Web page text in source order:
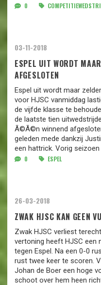
0
03-11-2018
ESPEL UIT WORDT
AFGESLOTEN
Espel uit wordt maar
voor HJSC vanmiddag
de vijfde klasse te
de laatste tien
Ã©Ã©n winnend
geleden mede dankzij
een hattrick. Vorig seizoen
0 ESPEL
26-03-2018
ZWAK HJSC KAN GEEN
Zwak HJSC verliest
vertoning heeft HJSC een
tegen Espel. Na een 0-0
rust twee keer te scoren.
Johan de Boer een hoge
schoot over hem heen